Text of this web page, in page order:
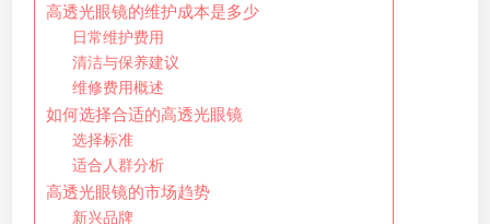
高透光眼镜的维护成本是多少
日常维护费用
清洁与保养建议
维修费用概述
如何选择合适的高透光眼镜
选择标准
适合人群分析
高透光眼镜的市场趋势
新兴品牌